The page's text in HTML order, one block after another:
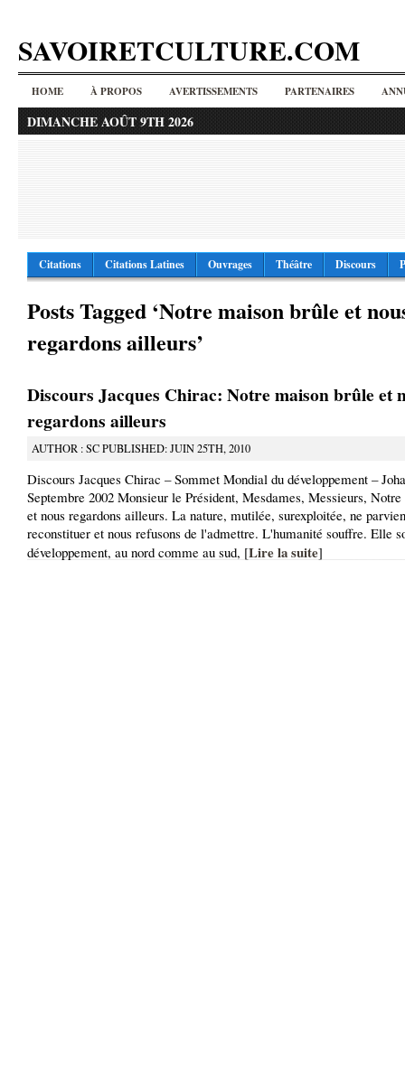
SAVOIRETCULTURE.COM
HOME À PROPOS AVERTISSEMENTS PARTENAIRES
DIMANCHE AOÛT 9TH 2026
Citations Citations Latines Ouvrages Théâtre Discours
Posts Tagged ‘Notre maison brûle et
regardons ailleurs’
Discours Jacques Chirac: Notre maison brûle et
regardons ailleurs
AUTHOR : SC PUBLISHED: JUIN 25TH, 2010
Discours Jacques Chirac – Sommet Mondial du développement –
Septembre 2002 Monsieur le Président, Mesdames, Messieurs,
et nous regardons ailleurs. La nature, mutilée, surexploitée, ne
reconstituer et nous refusons de l'admettre. L'humanité souffre. Elle
développement, au nord comme au sud, [Lire la suite]